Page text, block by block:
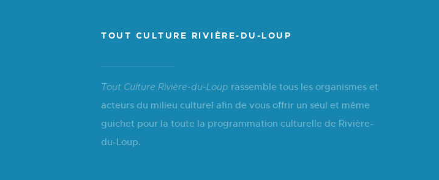
TOUT CULTURE RIVIÈRE-DU-LOUP
Tout Culture Rivière-du-Loup rassemble tous les organismes et
acteurs du milieu culturel afin de vous offrir un seul et même
guichet pour la toute la programmation culturelle de Rivière-
du-Loup.